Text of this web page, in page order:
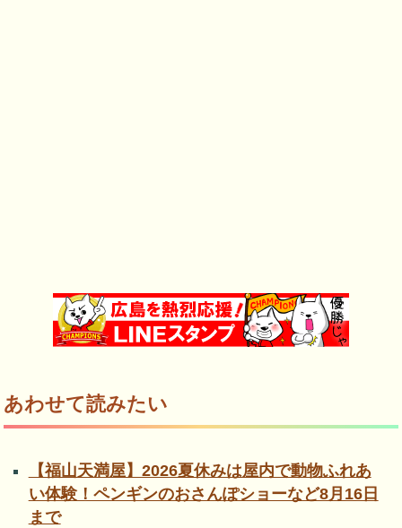
あわせて読みたい
【福山天満屋】2026夏休みは屋内で動物ふれあ
い体験！ペンギンのおさんぽショーなど8月16日
まで